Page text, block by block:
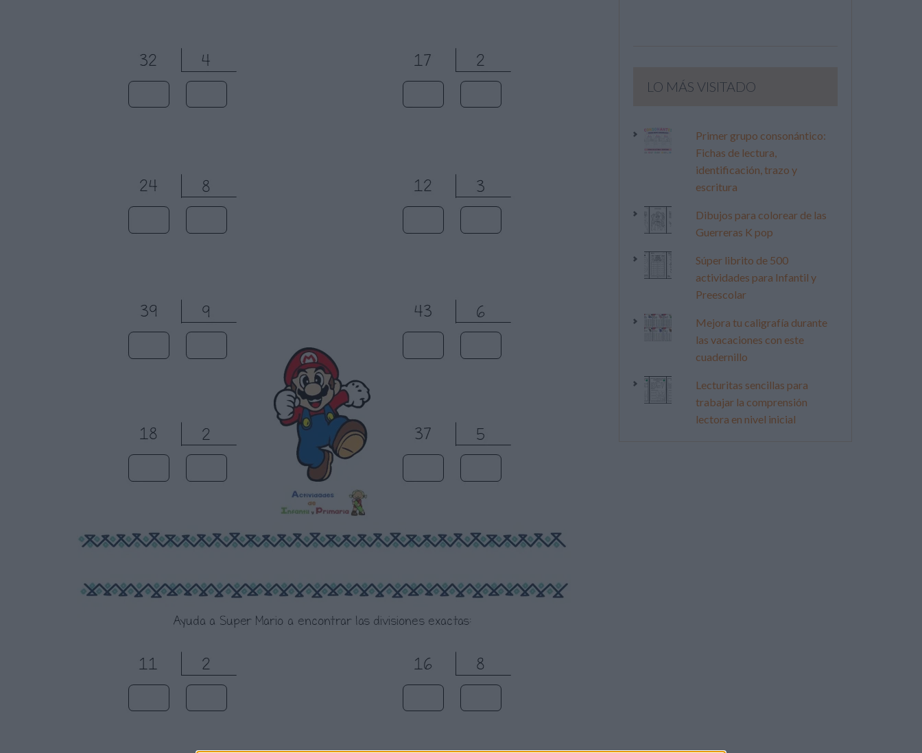
LO MÁS VISITADO
Primer grupo consonántico:
Fichas de lectura,
identificación, trazo y
escritura
Dibujos para colorear de las
Guerreras K pop
Súper librito de 500
actividades para Infantil y
Preescolar
Mejora tu caligrafía durante
las vacaciones con este
cuadernillo
Lecturitas sencillas para
trabajar la comprensión
lectora en nivel inicial